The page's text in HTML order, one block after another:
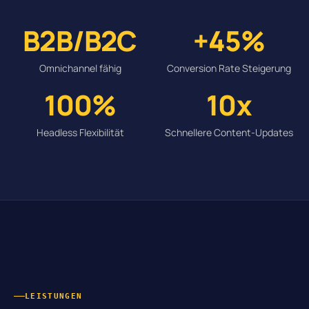
B2B/B2C
Omnichannel fähig
+45%
Conversion Rate Steigerung
100%
Headless Flexibilität
10x
Schnellere Content-Updates
LEISTUNGEN